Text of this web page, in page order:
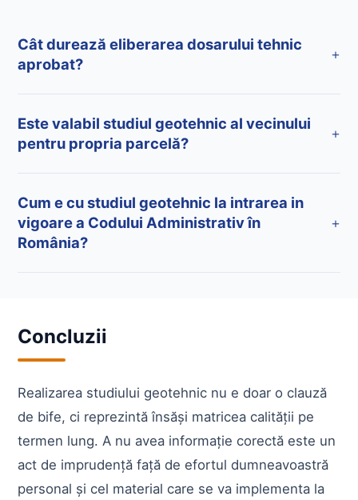
Cât durează eliberarea dosarului tehnic
aprobat?
+
Este valabil studiul geotehnic al vecinului
pentru propria parcelă?
+
Cum e cu studiul geotehnic la intrarea in
vigoare a Codului Administrativ în
România?
+
Concluzii
Realizarea studiului geotehnic nu e doar o clauză
de bife, ci reprezintă însăși matricea calității pe
termen lung. A nu avea informație corectă este un
act de imprudență față de efortul dumneavoastră
personal și cel material care se va implementa la